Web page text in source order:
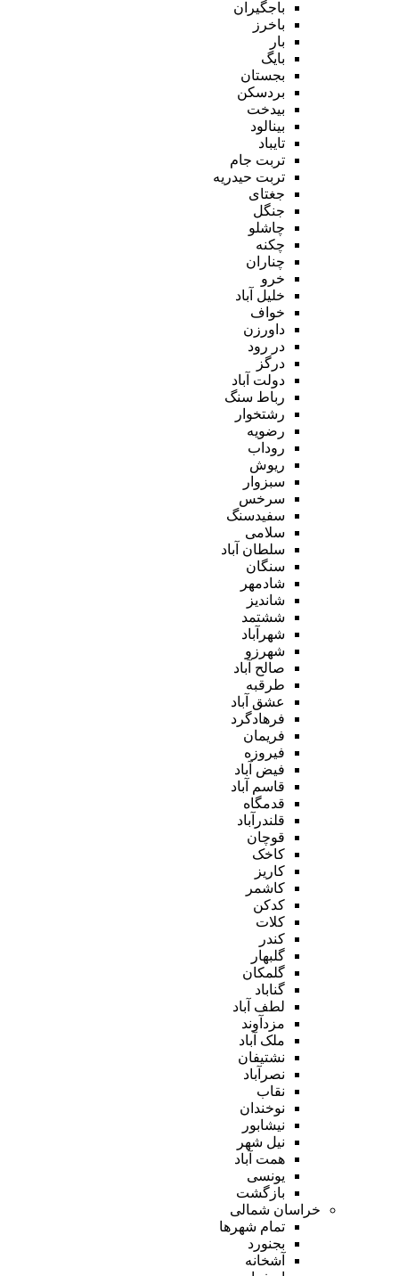
باجگیران
باخرز
بار
بایگ
بجستان
بردسکن
بیدخت
بینالود
تایباد
تربت جام
تربت حیدریه
جغتای
جنگل
چاشلو
چکنه
چناران
خرو
خلیل آباد
خواف
داورزن
در رود
درگز
دولت آباد
رباط سنگ
رشتخوار
رضویه
روداب
ریوش
سبزوار
سرخس
سفیدسنگ
سلامی
سلطان آباد
سنگان
شادمهر
شاندیز
ششتمد
شهرآباد
شهرزو
صالح آباد
طرقبه
عشق آباد
فرهادگرد
فریمان
فیروزه
فیض آباد
قاسم آباد
قدمگاه
قلندرآباد
قوچان
کاخک
کاریز
کاشمر
کدکن
کلات
کندر
گلبهار
گلمکان
گناباد
لطف آباد
مزدآوند
ملک آباد
نشتیفان
نصرآباد
نقاب
نوخندان
نیشابور
نیل شهر
همت آباد
یونسی
بازگشت
خراسان شمالی
تمام شهر‌ها
بجنورد
آشخانه